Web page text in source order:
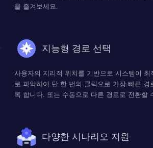
을 즐겨보세요.
지능형 경로 선택
사용자의 지리적 위치를 기반으로 시스템이 최
로 파악하여 단 한 번의 클릭으로 가장 빠른 경
록 합니다. 또는 수동으로 다른 경로로 전환할
다양한 시나리오 지원